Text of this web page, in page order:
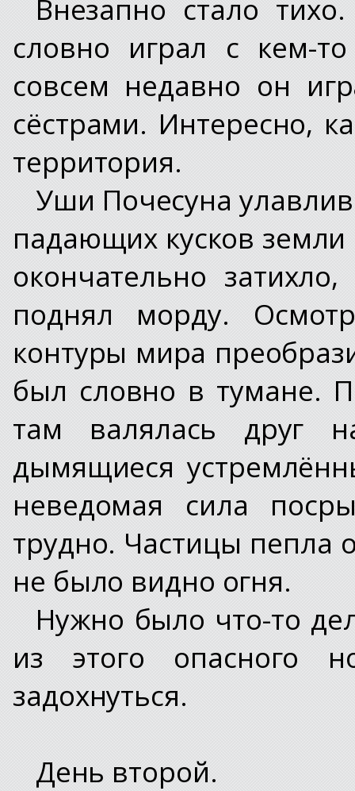
Внезапно стало
словно играл с кем-
совсем недавно он
сёстрами. Интересно,
территория.
Уши Почесуна
падающих кусков
окончательно
поднял морду.
контуры мира
был словно в тумане.
там валялась друг
дымящиеся
неведомая сила
трудно. Частицы пепла
не было видно огня.
Нужно было что-то
из этого опасного
задохнуться.
День второй.